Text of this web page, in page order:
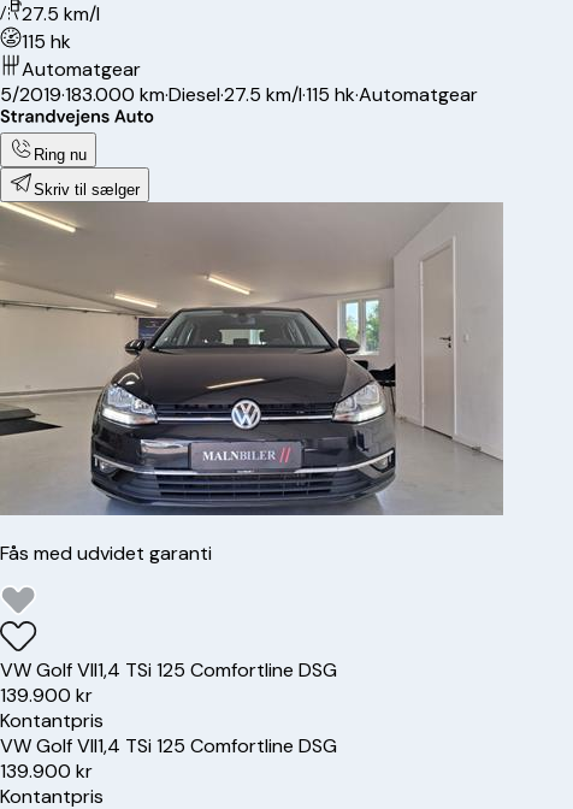
27.5 km/l
115 hk
Automatgear
5/2019·183.000 km·Diesel·27.5 km/l·115 hk·Automatgear
Ring nu
Skriv til sælger
Fås med udvidet garanti
VWGolf VII1,4 TSi 125 Comfortline DSG
139.900 kr
Kontantpris
VWGolf VII1,4 TSi 125 Comfortline DSG
139.900 kr
Kontantpris